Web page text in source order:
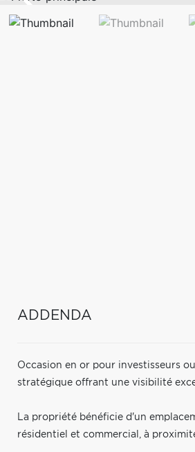
ADDENDA
Occasion en or pour investisseurs
stratégique offrant une visibilité
La propriété bénéficie d'un
résidentiel et commercial, à